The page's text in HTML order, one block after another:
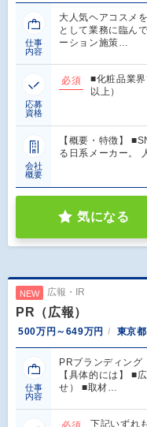
仕事
内容
大人気ヘアコスメ
として業務に臨ん
ーション施策…
応募
資格
必須
■化粧品業
以上）
会社
概要
【概要・特徴】
る日系メーカー。
気になる
NEW 広報・IR
PR（広報）
500万円～649万円 東京都
仕事
内容
PRブランディング
【具体的には】 ■
せ） ■取材…
下記いずれ